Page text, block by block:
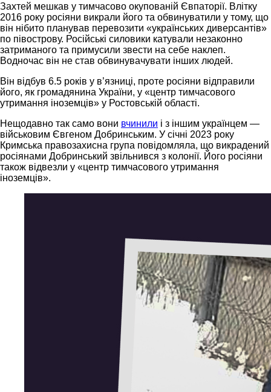
Захтей мешкав у тимчасово окупованій Євпаторії. Влітку
2016 року росіяни викрали його та обвинуватили у тому, що
він нібито планував перевозити «українських диверсантів»
по півострову. Російські силовики катували незаконно
затриманого та примусили звести на себе наклеп.
Водночас він не став обвинувачувати інших людей.
Він відбув 6.5 років у в’язниці, проте росіяни відправили
його, як громадянина України, у «центр тимчасового
утримання іноземців» у Ростовській області.
Нещодавно так само вони вчинили і з іншим українцем —
військовим Євгеном Добринським. У січні 2023 року
Кримська правозахисна група повідомляла, що викрадений
росіянами Добринський звільнився з колонії. Його росіяни
також відвезли у «центр тимчасового утримання
іноземців».